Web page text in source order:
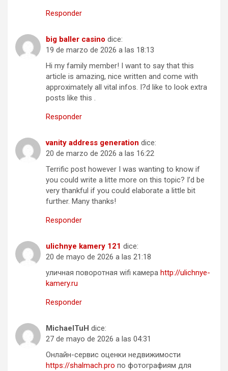
Responder
big baller casino dice:
19 de marzo de 2026 a las 18:13
Hi my family member! I want to say that this
article is amazing, nice written and come with
approximately all vital infos. I?d like to look extra
posts like this .
Responder
vanity address generation dice:
20 de marzo de 2026 a las 16:22
Terrific post however I was wanting to know if
you could write a litte more on this topic? I’d be
very thankful if you could elaborate a little bit
further. Many thanks!
Responder
ulichnye kamery 121 dice:
20 de mayo de 2026 a las 21:18
уличная поворотная wifi камера http://ulichnye-
kamery.ru
Responder
MichaelTuH dice:
27 de mayo de 2026 a las 04:31
Онлайн-сервис оценки недвижимости
https://shalmach.pro по фотографиям для